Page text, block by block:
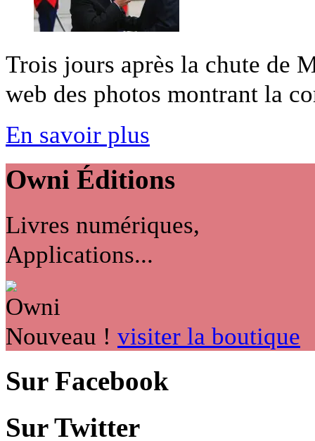
Trois jours après la chute de
web des photos montrant la
En savoir plus
Owni Éditions
Livres numériques,
Applications...
Nouveau ! visiter la boutique
Sur Facebook
Sur Twitter